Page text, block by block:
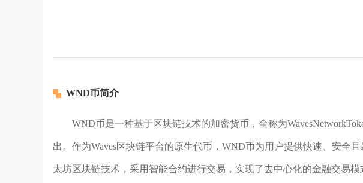
WND币简介
WND币是一种基于区块链技术的加密货币，全称为
出。作为Waves区块链平台的原生代币，WND币为用户提供快速、安全
太坊区块链技术，采用智能合约进行交易，实现了去中心化的金融交易